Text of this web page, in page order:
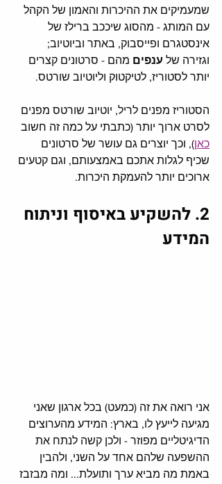
שמעמיקים את ההיכרות והאמון של הקהל
עם המותג - מהסוג שיככב ברילז של
אינסטגרם ופייסבוק, באתר וביוטיוב;
וגזירה של ענפים מהם - סרטונים קצרים
יותר לסטוריז, לטיקטוק וליוטיוב שורטס.
הסטוריז מפנים לריל, יוטיוב שורטס מפנים
לסרט ארוך יותר (כתבתי על כמה זה חשוב
כאן), וכך יוצרים גם עושר של סרטונים
שכיף לגלות אתכם באמצעותם, וגם קטעים
ארוכים יותר להעמקת היכרות.
2. להשקיע באיסוף וניתוח
המידע
אני רואה את זה (כמעט) בכל ארגון שאני
מגיעה לייעץ לו, בארץ: המידע מהערוצים
הדיגיטליים מפוזר - ולכן קשה לנתח את
ההשפעה שלהם אחד על השני, ולהבין
באמת מה מביא ערך ותועלת... ומה מבזבז